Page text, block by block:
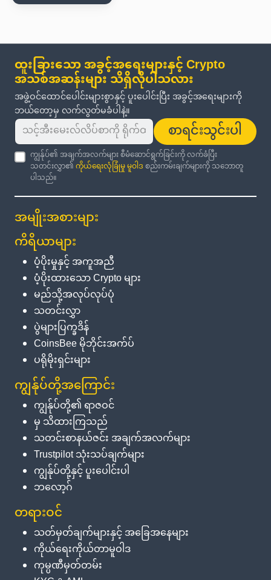
ထူးခြားသော အခွင့်အရေးများနှင့် Crypto
အသစ်အဆန်းများ သိရှိလိုပါသလား
အဖွဲ့ဝင်ထောင်ပေါင်းများစွာနှင့် ပူးပေါင်းပြီး အခွင့်အရေးများကို
ဘယ်တော့မှ လက်လွတ်မခံပါနဲ့။
စာရင်းသွင်းပါ
ကျွန်ုပ်၏ အချက်အလက်များ စီမံဆောင်ရွက်ခြင်းကို လက်ခံပြီး
သတင်းလွှာ၏ကိုယ်ရေးလုံခြုံမှု မူဝါဒစည်းကမ်းချက်များကို သဘောတူ
ပါသည်။
အမျိုးအစားများ
ကိရိယာများ
ပံ့ပိုးမှုနှင့် အကူအညီ
ပံ့ပိုးထားသော Crypto များ
မည်သို့အလုပ်လုပ်ပုံ
သတင်းလွှာ
ပွဲများပြက္ခဒိန်
CoinsBee မိုဘိုင်းအက်ပ်
ပရိုမိုးရှင်းများ
ကျွန်ုပ်တို့အကြောင်း
ကျွန်ုပ်တို့၏ ရာဇဝင်
မှ သိထားကြသည်
သတင်းစာနယ်ဇင်း အချက်အလက်များ
Trustpilot သုံးသပ်ချက်များ
ကျွန်ုပ်တို့နှင့် ပူးပေါင်းပါ
ဘလော့ဂ်
တရားဝင်
သတ်မှတ်ချက်များနှင့် အခြေအနေများ
ကိုယ်ရေးကိုယ်တာမူဝါဒ
ကုမ္ပဏီမှတ်တမ်း